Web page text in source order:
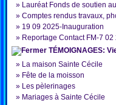
» Lauréat Fonds de soutien
» Comptes rendus travaux,
» 19 09 2025-Inauguration
» Reportage Contact FM-7 02
TÉMOIGNAGES:
» La maison Sainte Cécile
» Fête de la moisson
» Les pèlerinages
» Mariages à Sainte Cécile